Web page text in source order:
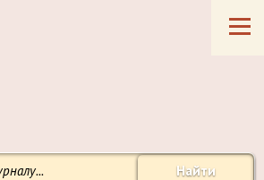
Найти